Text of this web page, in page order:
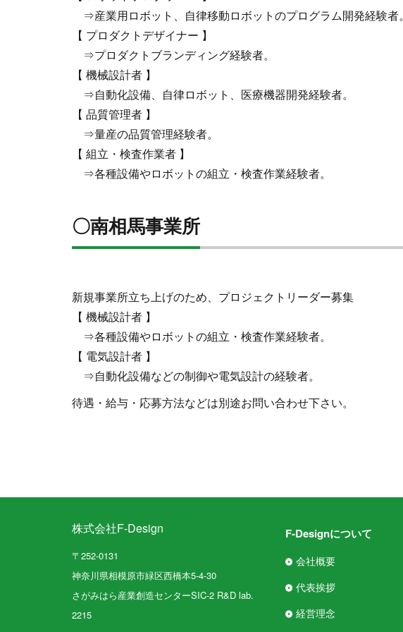
⇒産業用ロボット、自律移動ロボットのプログラム開発経験者。
【 プロダクトデザイナー 】
⇒プロダクトブランディング経験者。
【 機械設計者 】
⇒自動化設備、自律ロボット、医療機器開発経験者。
【 品質管理者 】
⇒量産の品質管理経験者。
【 組立・検査作業者 】
⇒各種設備やロボットの組立・検査作業経験者。
〇南相馬事業所
新規事業所立ち上げのため、プロジェクトリーダー募集
【 機械設計者 】
⇒各種設備やロボットの組立・検査作業経験者。
【 電気設計者 】
⇒自動化設備などの制御や電気設計の経験者。
待遇・給与・応募方法などは別途お問い合わせ下さい。
株式会社F-Design
〒252-0131
神奈川県相模原市緑区西橋本5-4-30
さがみはら産業創造センターSIC-2 R&D lab.
2215
F-Designについて
会社概要
代表挨拶
経営理念